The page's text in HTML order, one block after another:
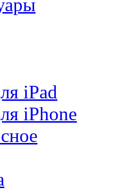
iPad
iPhone